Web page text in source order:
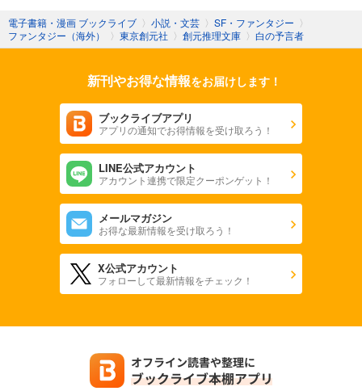
電子書籍・漫画 ブックライブ 〉 小説・文芸 〉 SF・ファンタジー 〉
ファンタジー（海外）
〉 東京創元社 〉 創元推理文庫 〉 白の予言者
新刊やお得な情報をお届けします！
ブックライブアプリ
アプリの通知でお得情報を受け取ろう！
LINE公式アカウント
アカウント連携で限定クーポンゲット！
メールマガジン
お得な最新情報を受け取ろう！
X公式アカウント
フォローして最新情報をチェック！